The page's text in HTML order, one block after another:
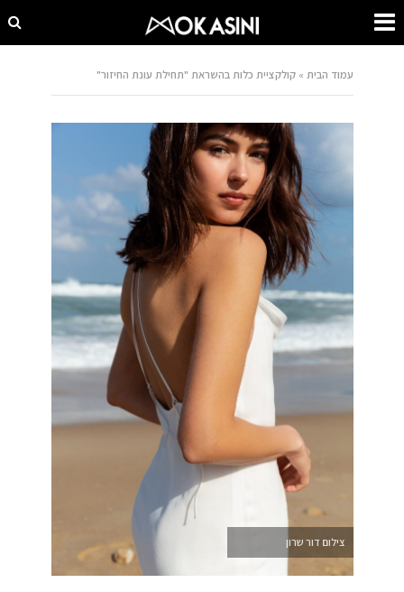
עמוד הבית »קולקציית כלות בהשראת "תחילת עונת החיזור"
צילום דור שרון